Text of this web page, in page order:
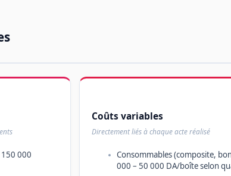
150 000
Coûts variables
Directement liés à chaque acte réalisé
Consommables (composite,
000 – 50 000 DA/boîte selon